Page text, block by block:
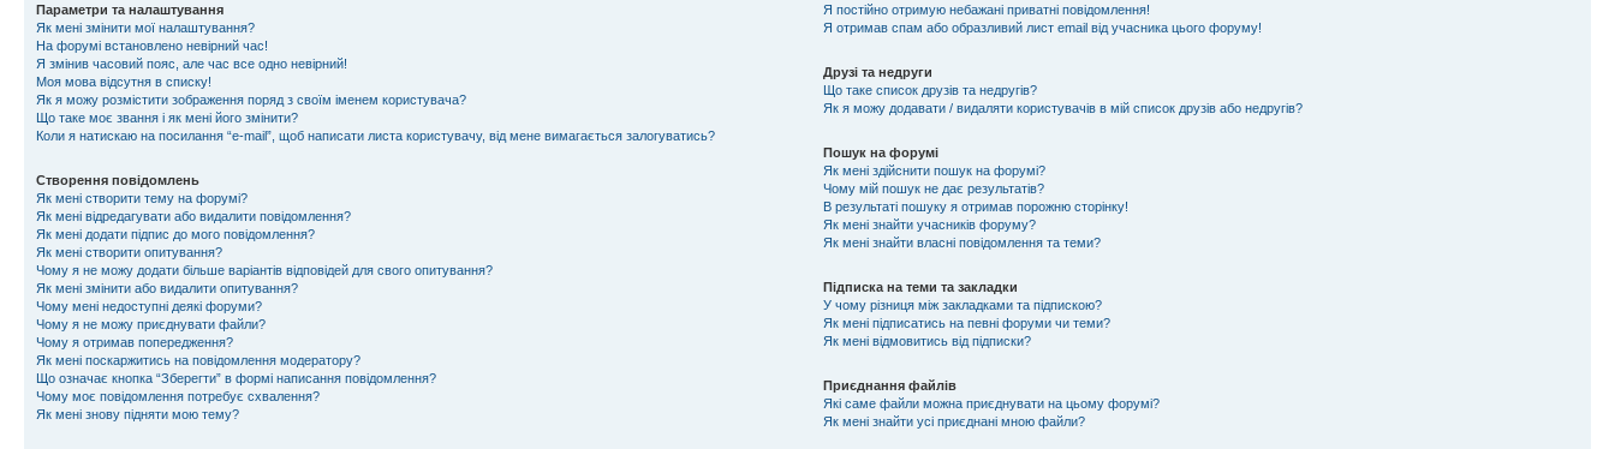
Параметри та налаштування
Як мені змінити мої налаштування?
На форумі встановлено невірний час!
Я змінив часовий пояс, але час все одно невірний!
Моя мова відсутня в списку!
Як я можу розмістити зображення поряд з своїм іменем користувача?
Що таке моє звання і як мені його змінити?
Коли я натискаю на посилання “e-mail”, щоб написати листа користувачу, від мене вимагається залогуватись?
Створення повідомлень
Як мені створити тему на форумі?
Як мені відредагувати або видалити повідомлення?
Як мені додати підпис до мого повідомлення?
Як мені створити опитування?
Чому я не можу додати більше варіантів відповідей для свого опитування?
Як мені змінити або видалити опитування?
Чому мені недоступні деякі форуми?
Чому я не можу приєднувати файли?
Чому я отримав попередження?
Як мені поскаржитись на повідомлення модератору?
Що означає кнопка “Зберегти” в формі написання повідомлення?
Чому моє повідомлення потребує схвалення?
Як мені знову підняти мою тему?
Я постійно отримую небажані приватні повідомлення!
Я отримав спам або образливий лист email від учасника цього форуму!
Друзі та недруги
Що таке список друзів та недругів?
Як я можу додавати / видаляти користувачів в мій список друзів або недругів?
Пошук на форумі
Як мені здійснити пошук на форумі?
Чому мій пошук не дає результатів?
В результаті пошуку я отримав порожню сторінку!
Як мені знайти учасників форуму?
Як мені знайти власні повідомлення та теми?
Підписка на теми та закладки
У чому різниця між закладками та підпискою?
Як мені підписатись на певні форуми чи теми?
Як мені відмовитись від підписки?
Приєднання файлів
Які саме файли можна приєднувати на цьому форумі?
Як мені знайти усі приєднані мною файли?